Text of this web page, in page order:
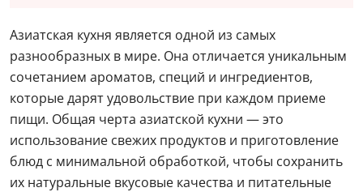
Азиатская кухня является одной из самых
разнообразных в мире. Она отличается уникальным
сочетанием ароматов, специй и ингредиентов,
которые дарят удовольствие при каждом приеме
пищи. Общая черта азиатской кухни — это
использование свежих продуктов и приготовление
блюд с минимальной обработкой, чтобы сохранить
их натуральные вкусовые качества и питательные